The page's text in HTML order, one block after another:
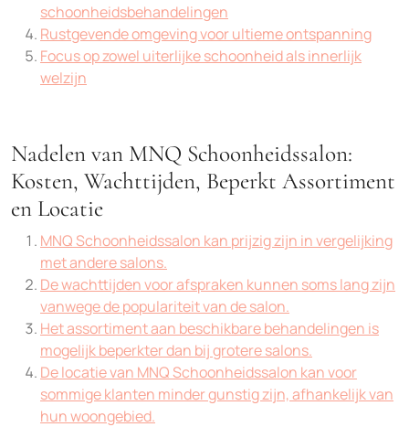
schoonheidsbehandelingen
Rustgevende omgeving voor ultieme ontspanning
Focus op zowel uiterlijke schoonheid als innerlijk
welzijn
Nadelen van MNQ Schoonheidssalon:
Kosten, Wachttijden, Beperkt Assortiment
en Locatie
MNQ Schoonheidssalon kan prijzig zijn in vergelijking
met andere salons.
De wachttijden voor afspraken kunnen soms lang zijn
vanwege de populariteit van de salon.
Het assortiment aan beschikbare behandelingen is
mogelijk beperkter dan bij grotere salons.
De locatie van MNQ Schoonheidssalon kan voor
sommige klanten minder gunstig zijn, afhankelijk van
hun woongebied.